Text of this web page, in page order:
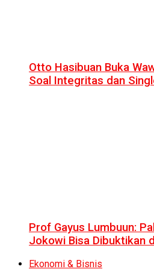
Otto Hasibuan Buka
Soal Integritas dan
Prof Gayus Lumbuun:
Jokowi Bisa Dibuktikan
Ekonomi & Bisnis